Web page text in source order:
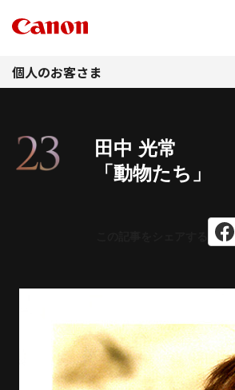
個人のお客さま
田中 光常
「動物たち」